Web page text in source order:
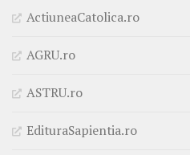
ActiuneaCatolica.ro
AGRU.ro
ASTRU.ro
EdituraSapientia.ro